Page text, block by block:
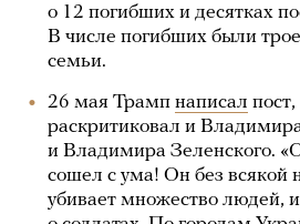
о 12 погибших и десятках
В числе погибших были
семьи.
26 мая Трамп написал
раскритиковал и
и Владимира Зеленского.
сошел с ума! Он без всякой
убивает множество людей,